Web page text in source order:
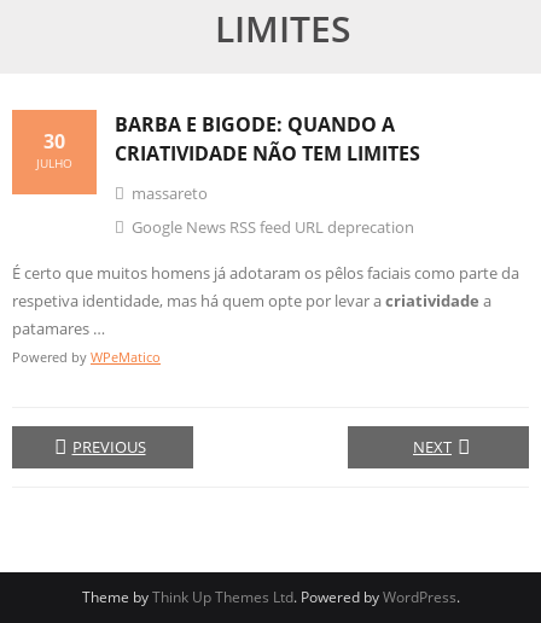
LIMITES
BARBA E BIGODE: QUANDO A
CRIATIVIDADE NÃO TEM LIMITES
30
JULHO
massareto
Google News RSS feed URL deprecation
É certo que muitos homens já adotaram os pêlos faciais como parte da
respetiva identidade, mas há quem opte por levar acriatividade a
patamares …
Powered by WPeMatico
PREVIOUS NEXT
Theme byThink Up Themes Ltd. Powered byWordPress.